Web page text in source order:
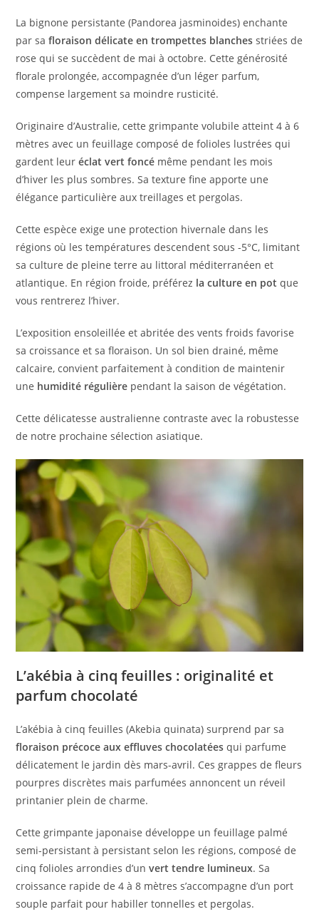
La bignone persistante (Pandorea jasminoides) enchante
par safloraison délicate en trompettes blanches striées de
rose qui se succèdent de mai à octobre. Cette générosité
florale prolongée, accompagnée d’un léger parfum,
compense largement sa moindre rusticité.
Originaire d’Australie, cette grimpante volubile atteint 4 à 6
mètres avec un feuillage composé de folioles lustrées qui
gardent leuréclat vert foncé même pendant les mois
d’hiver les plus sombres. Sa texture fine apporte une
élégance particulière aux treillages et pergolas.
Cette espèce exige une protection hivernale dans les
régions où les températures descendent sous -5°C, limitant
sa culture de pleine terre au littoral méditerranéen et
atlantique. En région froide, préférez la culture en pot que
vous rentrerez l’hiver.
L’exposition ensoleillée et abritée des vents froids favorise
sa croissance et sa floraison. Un sol bien drainé, même
calcaire, convient parfaitement à condition de maintenir
une humidité régulière pendant la saison de végétation.
Cette délicatesse australienne contraste avec la robustesse
de notre prochaine sélection asiatique.
L’akébia à cinq feuilles : originalité et
parfum chocolaté
L’akébia à cinq feuilles (Akebia quinata) surprend par sa
floraison précoce aux effluves chocolatées qui parfume
délicatement le jardin dès mars-avril. Ces grappes de fleurs
pourpres discrètes mais parfumées annoncent un réveil
printanier plein de charme.
Cette grimpante japonaise développe un feuillage palmé
semi-persistant à persistant selon les régions, composé de
cinq folioles arrondies d’unvert tendre lumineux. Sa
croissance rapide de 4 à 8 mètres s’accompagne d’un port
souple parfait pour habiller tonnelles et pergolas.